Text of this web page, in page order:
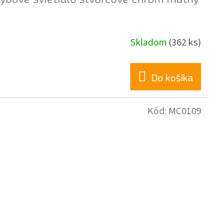
Skladom (362 ks)
Do košíka
Kód: MC0109